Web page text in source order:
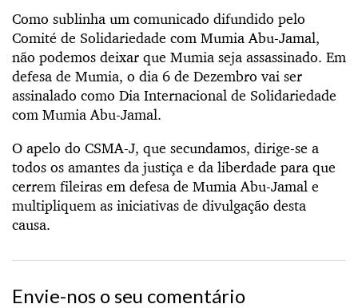
Como sublinha um comunicado difundido pelo
Comité de Solidariedade com Mumia Abu-Jamal,
não podemos deixar que Mumia seja assassinado. Em
defesa de Mumia, o dia 6 de Dezembro vai ser
assinalado como Dia Internacional de Solidariedade
com Mumia Abu-Jamal.
O apelo do CSMA-J, que secundamos, dirige-se a
todos os amantes da justiça e da liberdade para que
cerrem fileiras em defesa de Mumia Abu-Jamal e
multipliquem as iniciativas de divulgação desta
causa.
Envie-nos o seu comentário